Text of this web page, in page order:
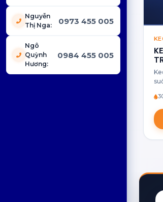
Nguyễn
Thị Nga: 0973 455 005
Ngô
Quỳnh
Hương:
0984 455 005